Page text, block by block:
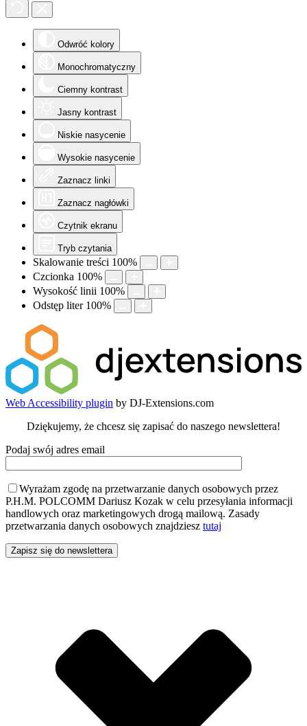
Odwróć kolory
Monochromatyczny
Ciemny kontrast
Jasny kontrast
Niskie nasycenie
Wysokie nasycenie
Zaznacz linki
Zaznacz nagłówki
Czytnik ekranu
Tryb czytania
Skalowanie treści 100%
Czcionka 100%
Wysokość linii 100%
Odstęp liter 100%
Web Accessibility plugin by DJ-Extensions.com
Dziękujemy, że chcesz się zapisać do naszego newslettera!
Podaj swój adres email
Wyrażam zgodę na przetwarzanie danych osobowych przez
P.H.M. POLCOMM Dariusz Kozak w celu przesyłania informacji
handlowych oraz marketingowych drogą mailową. Zasady
przetwarzania danych osobowych znajdziesz tutaj